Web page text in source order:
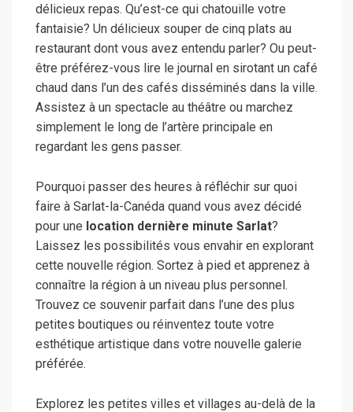
délicieux repas. Qu’est-ce qui chatouille votre
fantaisie? Un délicieux souper de cinq plats au
restaurant dont vous avez entendu parler? Ou peut-
être préférez-vous lire le journal en sirotant un café
chaud dans l’un des cafés disséminés dans la ville.
Assistez à un spectacle au théâtre ou marchez
simplement le long de l’artère principale en
regardant les gens passer.
Pourquoi passer des heures à réfléchir sur quoi
faire à Sarlat-la-Canéda quand vous avez décidé
pour une location dernière minute Sarlat?
Laissez les possibilités vous envahir en explorant
cette nouvelle région. Sortez à pied et apprenez à
connaître la région à un niveau plus personnel.
Trouvez ce souvenir parfait dans l’une des plus
petites boutiques ou réinventez toute votre
esthétique artistique dans votre nouvelle galerie
préférée.
Explorez les petites villes et villages au-delà de la